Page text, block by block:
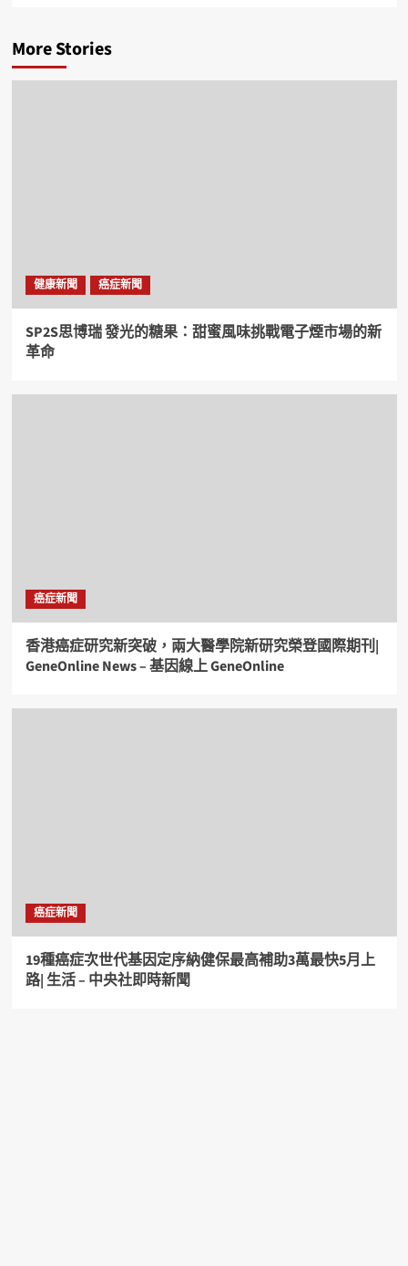
More Stories
健康新聞 癌症新聞
SP2S思博瑞 發光的糖果：甜蜜風味挑戰電子煙市場的新
革命
癌症新聞
香港癌症研究新突破，兩大醫學院新研究榮登國際期刊|
GeneOnline News – 基因線上 GeneOnline
癌症新聞
19種癌症次世代基因定序納健保最高補助3萬最快5月上
路| 生活 – 中央社即時新聞